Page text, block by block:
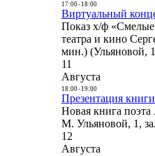
17:00- 18:00
Виртуальный
Показ х/ф
театра и кино
мин.) (Ульяновой,
11
Августа
18:00- 19:00
Презентация
Новая книга
М. Ульяновой, 1,
12
Августа